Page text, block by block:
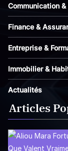
Communication
Finance &
Entreprise &
Immobilier &
Actualités
Articles